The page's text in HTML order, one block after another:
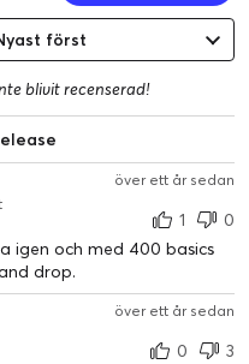
först
blivit recenserad!
över ett år sedan
1
0
igen och med 400 basics
drop.
över ett år sedan
0
3